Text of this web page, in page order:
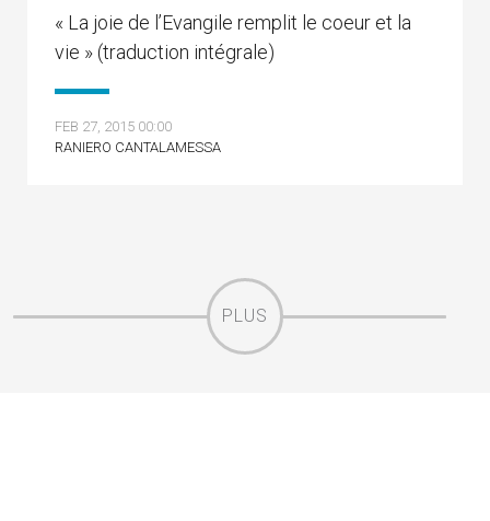
« La joie de l’Evangile remplit le coeur et la
vie » (traduction intégrale)
FEB 27, 2015 00:00
RANIERO CANTALAMESSA
PLUS